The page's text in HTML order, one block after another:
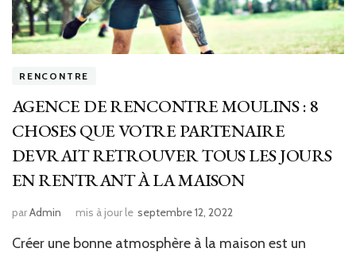
RENCONTRE
AGENCE DE RENCONTRE MOULINS : 8
CHOSES QUE VOTRE PARTENAIRE
DEVRAIT RETROUVER TOUS LES JOURS
EN RENTRANT À LA MAISON
parAdmin mis à jour le septembre 12, 2022
Créer une bonne atmosphère à la maison est un